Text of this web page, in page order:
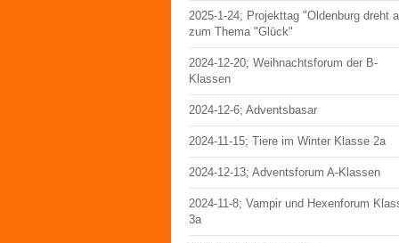
2025-1-24; Projekttag "Oldenburg dreht
zum Thema "Glück"
2024-12-20; Weihnachtsforum der B-
Klassen
2024-12-6; Adventsbasar
2024-11-15; Tiere im Winter Klasse 2a
2024-12-13; Adventsforum A-Klassen
2024-11-8; Vampir und Hexenforum
3a